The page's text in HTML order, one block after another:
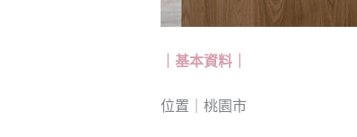
｜基本資料｜
位置｜桃園市